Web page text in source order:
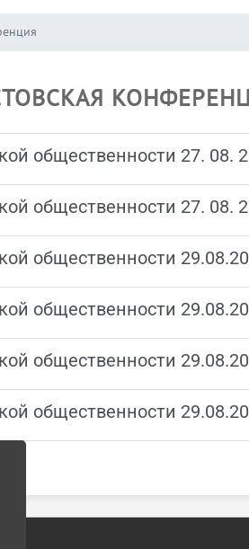
общественности 27. 08.
общественности 27. 08.
общественности
общественности
общественности
общественности